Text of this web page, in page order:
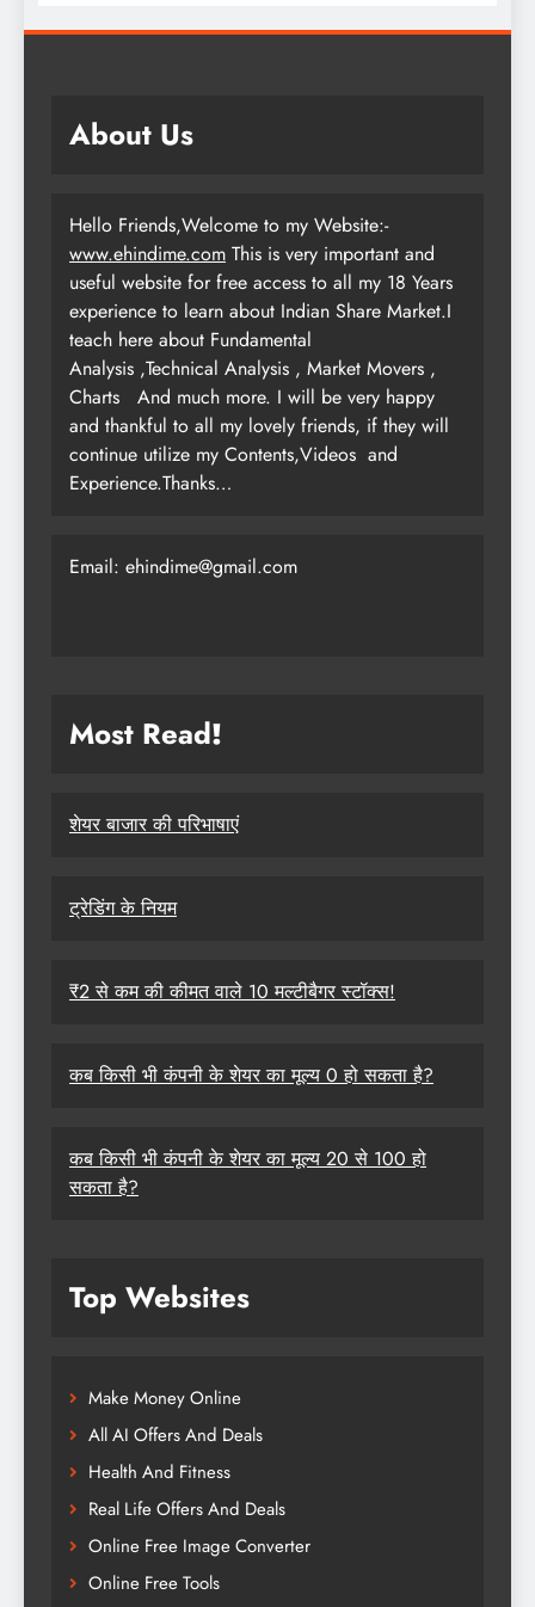
About Us
Hello Friends,Welcome to my Website:-
www.ehindime.com This is very important and
useful website for free access to all my 18 Years
experience to learn about Indian Share Market.I
teach here about Fundamental
Analysis ,Technical Analysis , Market Movers ,
Charts
And much more. I will be very happy
and thankful to all my lovely friends, if they will
continue utilize my Contents,Videos and
Experience.Thanks…
Email: ehindime@gmail.com
Most Read!
शेयर बाजार की परिभाषाएं
ट्रेडिंग के नियम
₹2 से कम की कीमत वाले 10 मल्टीबैगर स्टॉक्स!
कब किसी भी कंपनी के शेयर का मूल्य 0 हो सकता है?
कब किसी भी कंपनी के शेयर का मूल्य 20 से 100 हो
सकता है?
Top Websites
Make Money Online
All AI Offers And Deals
Health And Fitness
Real Life Offers And Deals
Online Free Image Converter
Online Free Tools